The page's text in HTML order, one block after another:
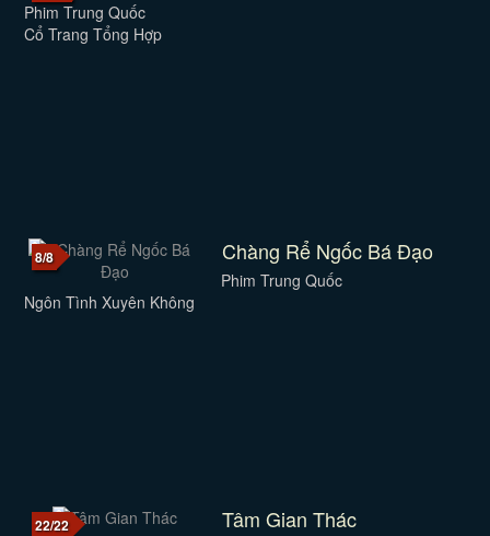
Phim Trung Quốc
Cổ Trang Tổng Hợp
8/8 Chàng Rể Ngốc Bá Đạo
Phim Trung Quốc
Ngôn Tình Xuyên Không
22/22 Tâm Gian Thác